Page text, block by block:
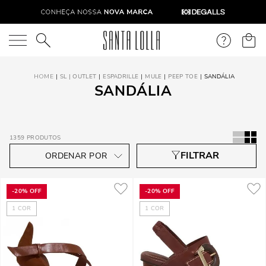
O que você está procurando?
SL | OUTLET ESPADRILLE MULE PEEP TOE SANDÁLIA
SANDÁLIA
1359 PRODUTOS
-20% OFF
1 COR
-20% OFF
1 COR